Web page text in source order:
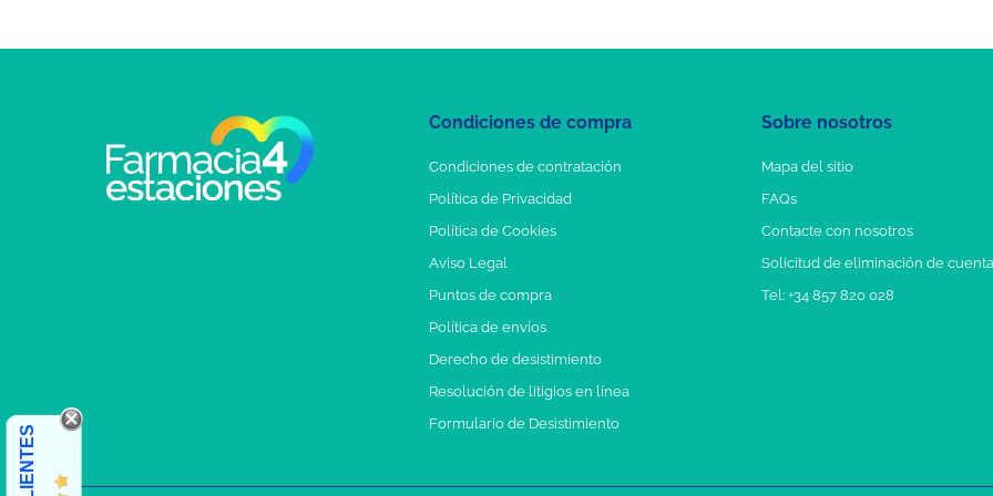
Condiciones de compra
Condiciones de contratación
Política de Privacidad
Política de Cookies
Aviso Legal
Puntos de compra
Política de envíos
Derecho de desistimiento
Resolución de litigios en línea
Formulario de Desistimiento
Sobre nosotros
Mapa del sitio
FAQs
Contacte con nosotros
Solicitud de eliminación de cuenta
Tel: +34 857 820 028